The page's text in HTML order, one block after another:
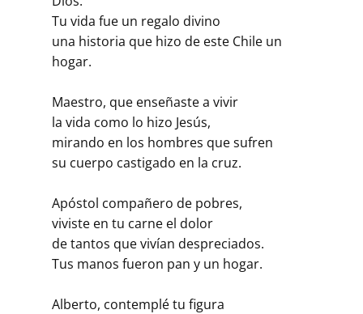
Tu vida fue un regalo divino
una historia que hizo de este Chile un
hogar.
Maestro, que enseñaste a vivir
la vida como lo hizo Jesús,
mirando en los hombres que sufren
su cuerpo castigado en la cruz.
Apóstol compañero de pobres,
viviste en tu carne el dolor
de tantos que vivían despreciados.
Tus manos fueron pan y un hogar.
Alberto, contemplé tu figura